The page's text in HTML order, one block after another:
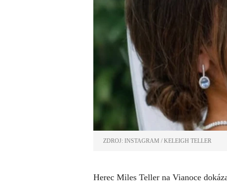
ZDROJ: INSTAGRAM / KELEIGH TELLER
Herec Miles Teller na Vianoce